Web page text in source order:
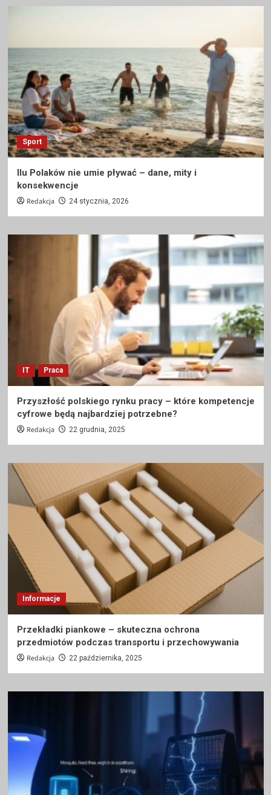
Sport
Ilu Polaków nie umie pływać – dane, mity i
konsekwencje
Redakcja 24 stycznia, 2026
IT Praca
Przyszłość polskiego rynku pracy – które kompetencje
cyfrowe będą najbardziej potrzebne?
Redakcja 22 grudnia, 2025
Informacje
Przekładki piankowe – skuteczna ochrona
przedmiotów podczas transportu i przechowywania
Redakcja 22 października, 2025